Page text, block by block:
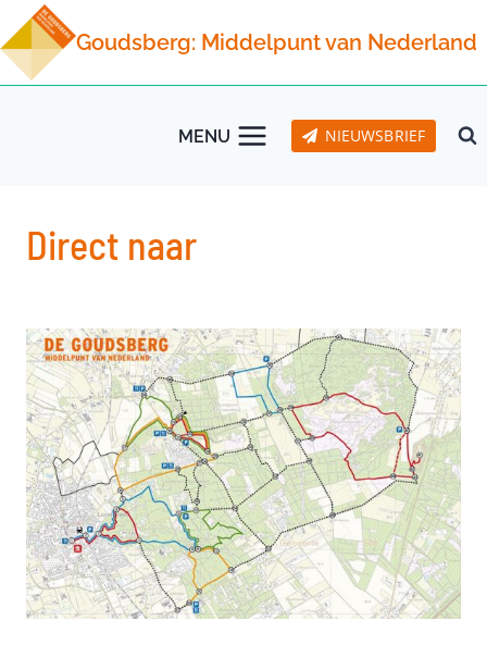
Doorgaan
naar
inhoud
Goudsberg: Middelpunt van Nederland
MENU NIEUWSBRIEF
Direct naar